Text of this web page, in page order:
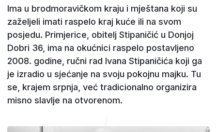
Ima u brodmoravičkom kraju i mještana koji su
zaželjeli imati raspelo kraj kuće ili na svom
posjedu. Primjerice, obitelj Stipaničić u Donjoj
Dobri 36, ima na okućnici raspelo postavljeno
2008. godine, ručni rad Ivana Stipaničića koji ga
je izradio u sjećanje na svoju pokojnu majku. Tu
se, krajem srpnja, već tradicionalno organizira
misno slavlje na otvorenom.